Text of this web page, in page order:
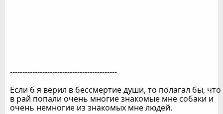
-------------------------------------------
Если б я верил в бессмертие души, то полагал бы, что
в рай попали очень многие знакомые мне собаки и
очень немногие из знакомых мне людей.